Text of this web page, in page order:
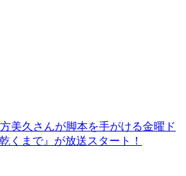
美久さんが脚本を手がける金曜ド
くまで』が放送スタート！